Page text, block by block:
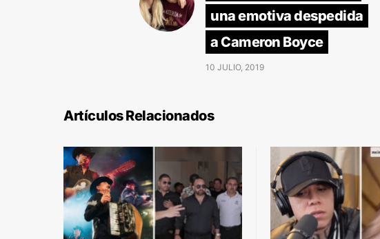
una emotiva despedida
a Cameron Boyce
10 JULIO, 2019
Artículos Relacionados